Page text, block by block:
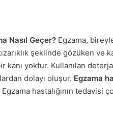
Nasıl Geçer? Egzama,
şeklinde gözüken ve
kanı yoktur. Kullanılan
dolayı oluşur. Egzama
hastalığının tedavisi